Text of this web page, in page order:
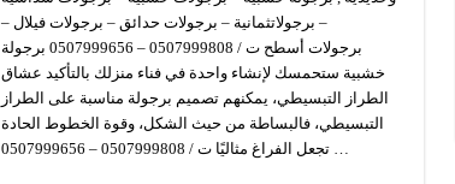
– برجولاتثمانية – برجولات حدائق – برجولات فيلال –
برجولات أسطح ت / 0507999808 – 0507999656 برجولة
خشبية ستحمسك لإنشاء واحدة في فناء منزلك بالتأكيد عشاق
الطراز التبسيطي، يمكنهم تصميم برجولة مناسبة على الطراز
التبسيطي، فالبساطة من حيث الشكل، وقوة الخطوط الحادة
تجعل الفراغ مثاليًا ت / 0507999808 – 0507999656 …